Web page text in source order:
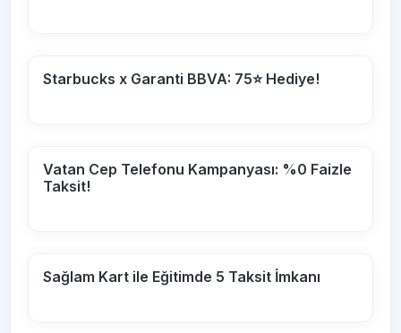
Starbucks x Garanti BBVA: 75⭐ Hediye!
Vatan Cep Telefonu Kampanyası: %0 Faizle
Taksit!
Sağlam Kart ile Eğitimde 5 Taksit İmkanı